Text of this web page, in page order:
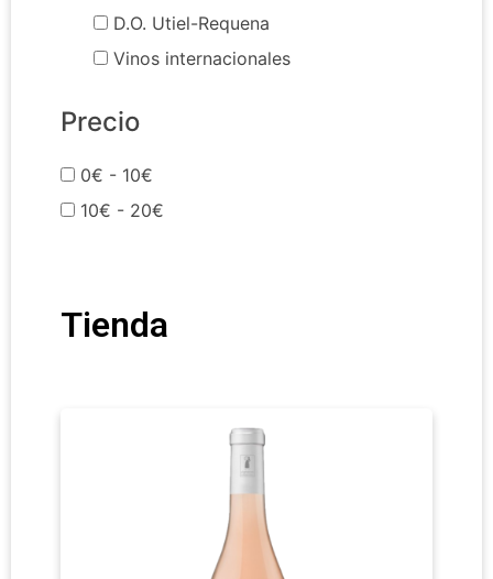
D.O. Utiel-Requena
Vinos internacionales
Precio
0€ - 10€
10€ - 20€
Tienda